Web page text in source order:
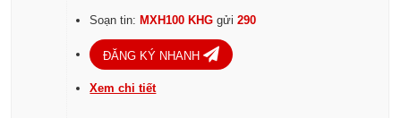
Soạn tin: MXH100 KHGgửi290
ĐĂNG KÝ NHANH
Xem chi tiết